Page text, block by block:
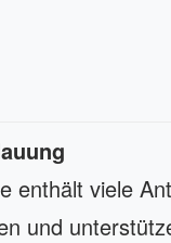
enthält viele
und